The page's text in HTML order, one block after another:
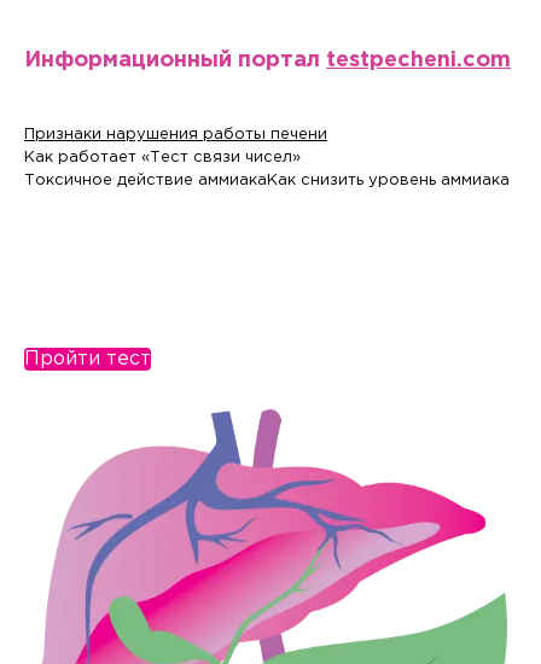
Информационный портал testpecheni.com
Признаки нарушения работы печени
Как работает «Тест связи чисел»
Токсичное действие аммиака Как снизить уровень аммиака
Пройти тест